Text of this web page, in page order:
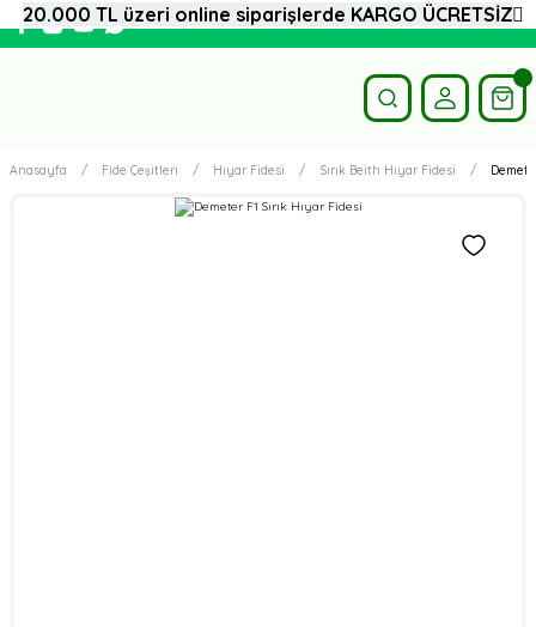
Anasayfa Fide Çeşitleri Hıyar Fidesi Sırık Beith Hıyar Fidesi
20.000 TL üzeri online siparişlerde KARGO ÜCRETSİZ